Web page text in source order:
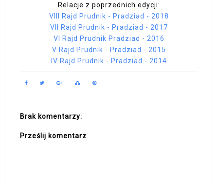
Relacje z poprzednich edycji:
VIII Rajd Prudnik - Pradziad - 2018
VII Rajd Prudnik - Pradziad - 2017
VI Rajd Prudnik Pradziad - 2016
V Rajd Prudnik - Pradziad - 2015
IV Rajd Prudnik - Pradziad - 2014
Brak komentarzy:
Prześlij komentarz